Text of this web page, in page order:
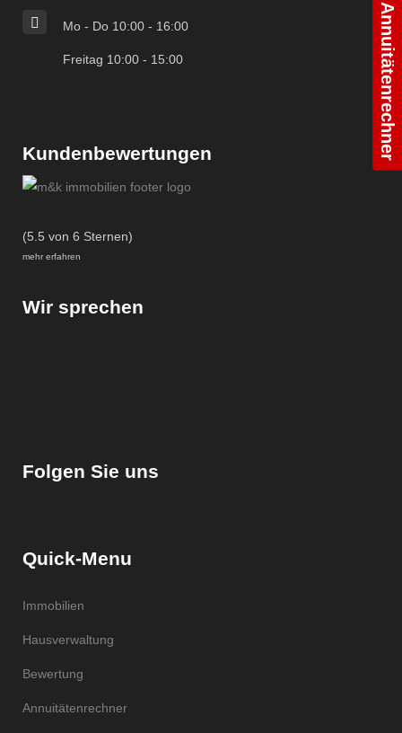
Mo - Do 10:00 - 16:00
Freitag 10:00 - 15:00
Kundenbewertungen
(5.5 von 6 Sternen)
mehr erfahren
Wir sprechen
Folgen Sie uns
Quick-Menu
Immobilien
Hausverwaltung
Bewertung
Annuitätenrechner
Annuitätenrechner